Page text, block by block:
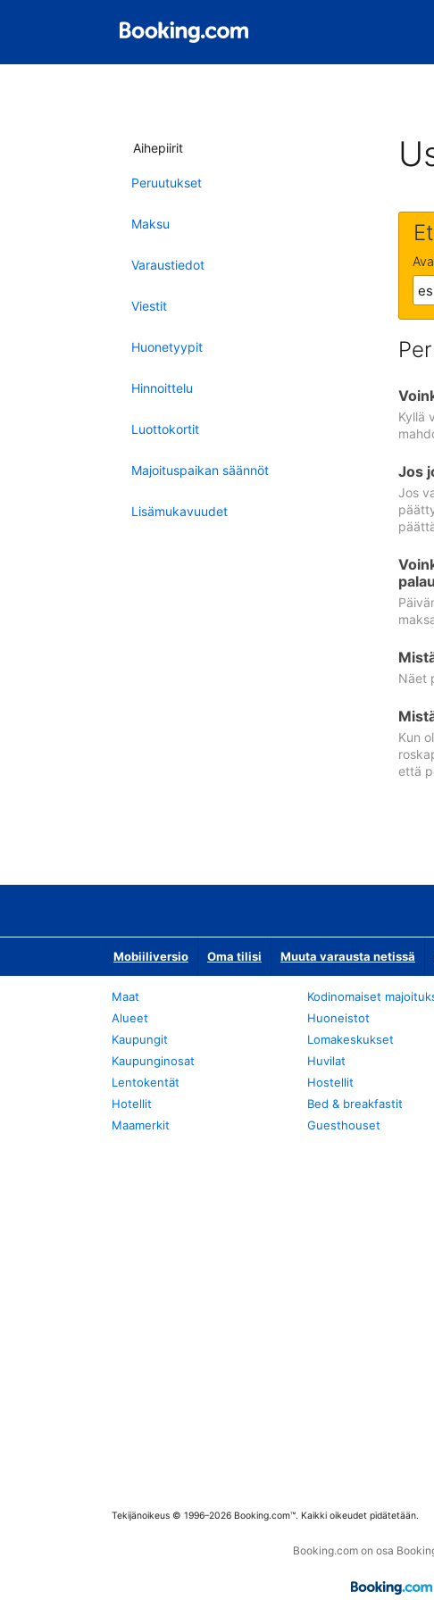
Aihepiirit
Peruutukset
Maksu
Varaustiedot
Viestit
Huonetyypit
Hinnoittelu
Luottokortit
Majoituspaikan säännöt
Lisämukavuudet
Kyllä
Jos
Jos
Näet
Kun
että
Mobiiliversio Oma tilisi Muuta varausta netissä
Maat
Alueet
Kaupungit
Kaupunginosat
Lentokentät
Hotellit
Maamerkit
Kodinomaiset
Huoneistot
Lomakeskukset
Huvilat
Hostellit
Bed & breakfastit
Guesthouset
Tekijänoikeus © 1996–2026 Booking.com™. Kaikki oikeudet pidätetään.
Booking.com on osa